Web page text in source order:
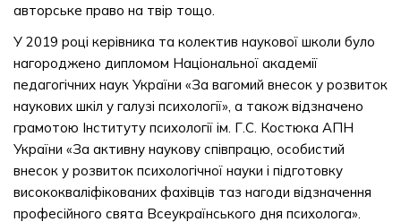
авторське право на твір тощо.
У 2019 році керівника та колектив наукової школи було
нагороджено дипломом Національної академії
педагогічних наук України «За вагомий внесок у розвиток
наукових шкіл у галузі психології», а також відзначено
грамотою Інституту психології ім. Г.С. Костюка АПН
України «За активну наукову співпрацю, особистий
внесок у розвиток психологічної науки і підготовку
висококваліфікованих фахівців таз нагоди відзначення
професійного свята Всеукраїнського дня психолога».